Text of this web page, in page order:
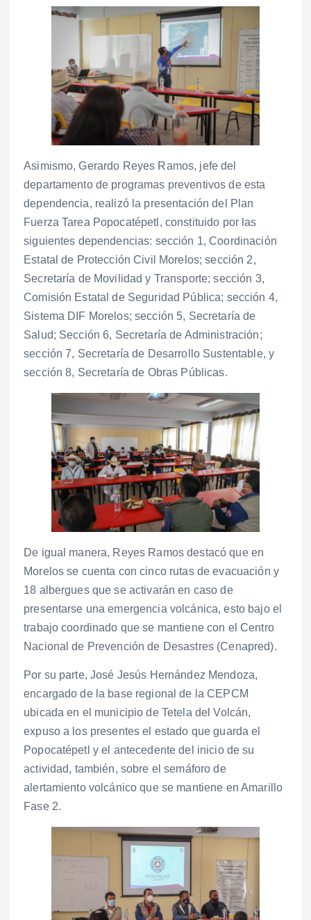
Asimismo, Gerardo Reyes Ramos, jefe del
departamento de programas preventivos de esta
dependencia, realizó la presentación del Plan
Fuerza Tarea Popocatépetl, constituido por las
siguientes dependencias: sección 1, Coordinación
Estatal de Protección Civil Morelos; sección 2,
Secretaría de Movilidad y Transporte; sección 3,
Comisión Estatal de Seguridad Pública; sección 4,
Sistema DIF Morelos; sección 5, Secretaría de
Salud; Sección 6, Secretaría de Administración;
sección 7, Secretaría de Desarrollo Sustentable, y
sección 8, Secretaría de Obras Públicas.
De igual manera, Reyes Ramos destacó que en
Morelos se cuenta con cinco rutas de evacuación y
18 albergues que se activarán en caso de
presentarse una emergencia volcánica, esto bajo el
trabajo coordinado que se mantiene con el Centro
Nacional de Prevención de Desastres (Cenapred).
Por su parte, José Jesús Hernández Mendoza,
encargado de la base regional de la CEPCM
ubicada en el municipio de Tetela del Volcán,
expuso a los presentes el estado que guarda el
Popocatépetl y el antecedente del inicio de su
actividad, también, sobre el semáforo de
alertamiento volcánico que se mantiene en Amarillo
Fase 2.